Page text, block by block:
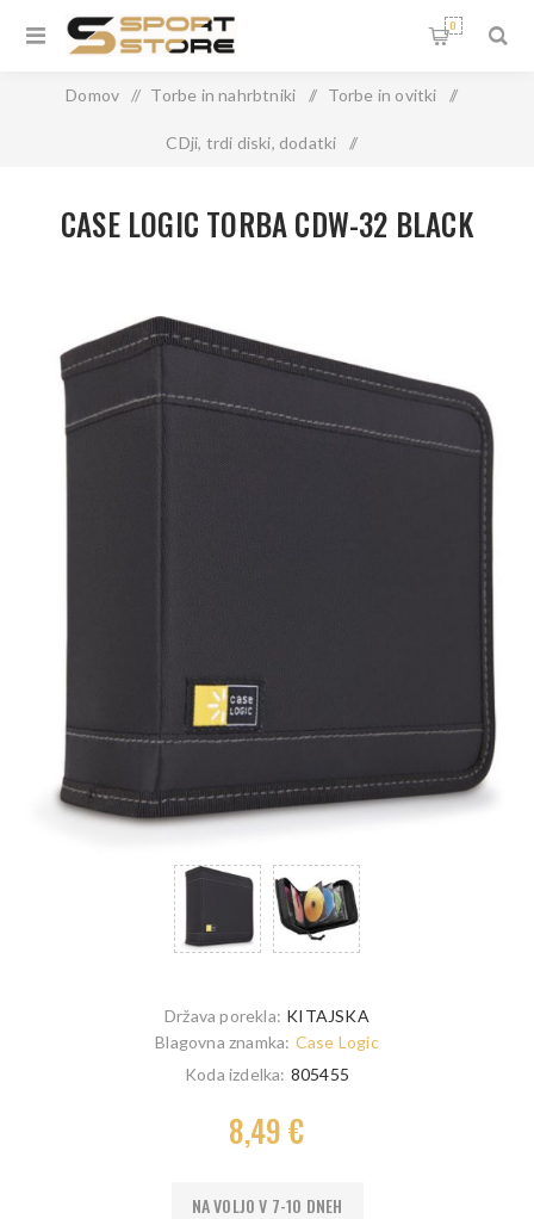
0
Domov / Torbe in nahrbtniki / Torbe in ovitki /
CDji, trdi diski, dodatki /
Država porekla: KITAJSKA
CASE LOGIC TORBA CDW-32 BLACK
Blagovna znamka: Case Logic
Koda izdelka: 805455
8,49 €
NA VOLJO V 7-10 DNEH